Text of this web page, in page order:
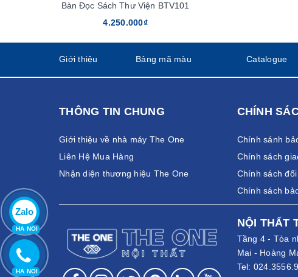
Bàn Đọc Sách Thư Viện BTV101
4.250.000₫
HA NOI
Giới thiệu Bảng mã màu Catalogue
THÔNG TIN CHUNG
Giới thiệu về nhà máy The One
Liên Hệ Mua Hàng
Nhận diện thương hiệu The One
CHÍNH
Chính sánh
Chính sách
Chính sách
Chính sách
NỘI THẤT
Tầng 4 - Tòa
Mai - Hoàng
Tel:
Zalo
HA NOI